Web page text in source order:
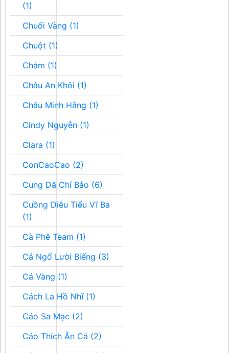
(1)
Chuối Vàng (1)
Chuột (1)
Chàm (1)
Châu An Khôi (1)
Châu Minh Hằng (1)
Cindy Nguyễn (1)
Clara (1)
ConCaoCao (2)
Cung Dã Chí Bảo (6)
Cuồng Diêu Tiểu Vĩ Ba
(1)
Cà Phê Team (1)
Cá Ngố Lười Biếng (3)
Cá Vàng (1)
Cách La Hồ Nhĩ (1)
Cáo Sa Mạc (2)
Cáo Thích Ăn Cá (2)